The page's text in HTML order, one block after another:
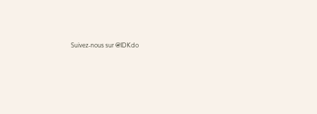
Suivez-nous sur @IDKdo